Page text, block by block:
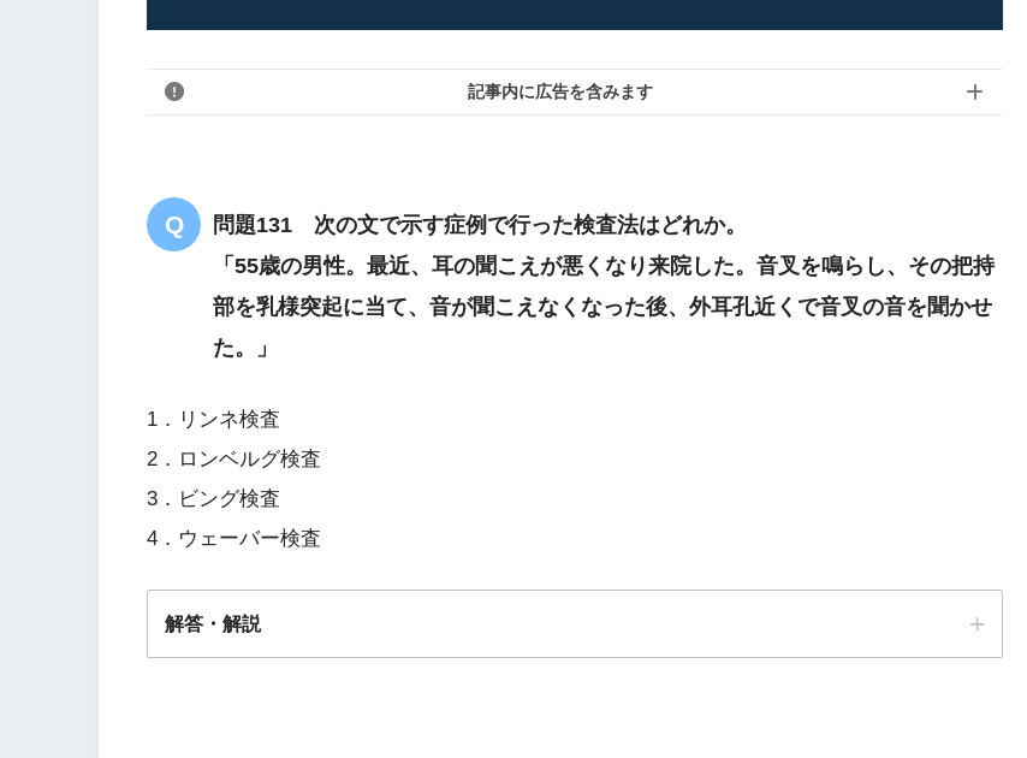
記事内に広告を含みます
問題131 次の文で示す症例で行った検査法はどれか。
「55歳の男性。最近、耳の聞こえが悪くなり来院した。音叉を鳴らし、その把持
部を乳様突起に当て、音が聞こえなくなった後、外耳孔近くで音叉の音を聞かせ
た。」
1．リンネ検査
2．ロンベルグ検査
3．ビング検査
4．ウェーバー検査
解答・解説